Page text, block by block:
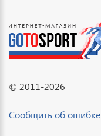
© 2011-2026
Сообщить об ошибке